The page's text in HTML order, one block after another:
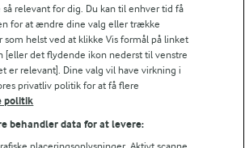
relevant for dig. Du kan til enhver tid få
for at ændre dine valg eller trække
som helst ved at klikke Vis formål på linket
[eller det flydende ikon nederst til venstre
er relevant]. Dine valg vil have virkning i
privatliv politik for at få flere
politik
behandler data for at levere: